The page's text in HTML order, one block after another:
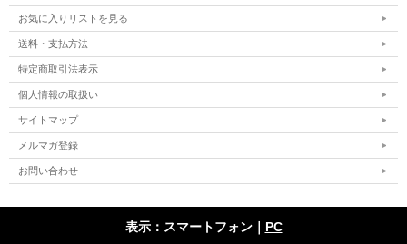
お気に入りリストを見る
送料・支払方法
特定商取引法表示
個人情報の取扱い
サイトマップ
メルマガ登録
お問い合わせ
表示：スマートフォン｜ PC